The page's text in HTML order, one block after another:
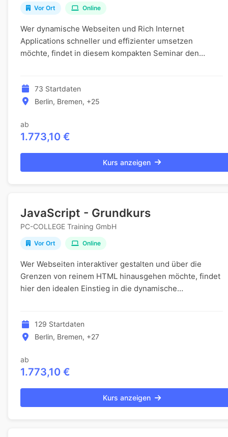
Vor Ort Online
Wer dynamische Webseiten und Rich Internet
Applications schneller und effizienter umsetzen
möchte, findet in diesem kompakten Seminar den
73 Startdaten
Berlin, Bremen, +25
ab
1.773,10 €
Kurs anzeigen
JavaScript - Grundkurs
PC-COLLEGE Training GmbH
Vor Ort Online
Wer Webseiten interaktiver gestalten und über die
Grenzen von reinem HTML hinausgehen möchte, findet
hier den idealen Einstieg in die dynamische
129 Startdaten
Berlin, Bremen, +27
ab
1.773,10 €
Kurs anzeigen